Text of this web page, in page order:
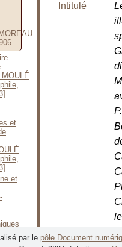
et
et
Intitulé
par le pôle Document